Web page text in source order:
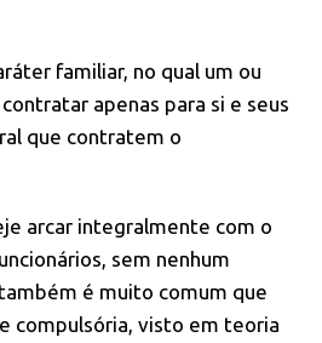
familiar, no qual um ou
apenas para si e seus
que contratem o
arcar integralmente com o
sem nenhum
é muito comum que
compulsória, visto em teoria